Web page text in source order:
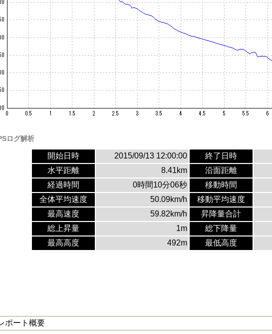
ログ解析
開始日時 2015/09/13 12:00:00 終了日時
水平距離
8.41km 沿面距離
経過時間
0時間10分06秒 移動時間
全体平均速度
50.09km/h 移動平均速度
最高速度
59.82km/h 昇降量合計
総上昇量
1m 総下降量
最高高度
492m 最低高度
ポート概要